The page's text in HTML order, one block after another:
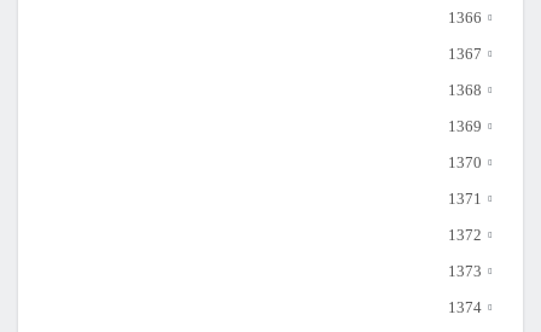
1366
1367
1368
1369
1370
1371
1372
1373
1374